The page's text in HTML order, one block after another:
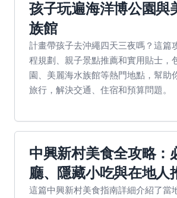
孩子玩遍海洋博公園與
族館
計畫帶孩子去沖繩四天三夜嗎？這篇
程規劃、親子景點推薦和實用貼士，
園、美麗海水族館等熱門地點，幫助
旅行，解決交通、住宿和預算問題。
中興新村美食全攻略：
廳、隱藏小吃與在地人
這篇中興新村美食指南詳細介紹了當